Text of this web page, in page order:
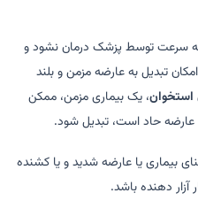
سرعت توسط پزشک درمان نشود و
تبدیل به عارضه مزمن و بلند
استخوان، یک بیماری مزمن، ممکن
حاد است، تبدیل شود.
بیماری یا عارضه شدید و یا کشنده
دهنده باشد.